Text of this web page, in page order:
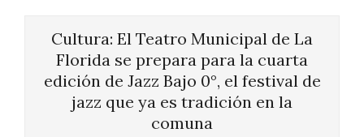
Cultura: El Teatro Municipal de La
Florida se prepara para la cuarta
edición de Jazz Bajo 0°, el festival de
jazz que ya es tradición en la
comuna